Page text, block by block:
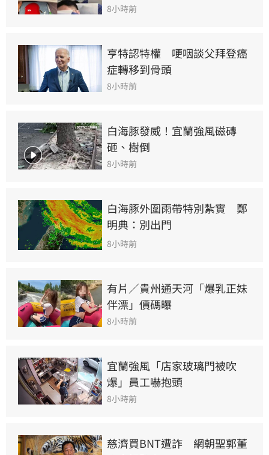
8小時前
亨特認特權　哽咽談父拜登癌
症轉移到骨頭
8小時前
白海豚發威！宜蘭強風磁磚
砸、樹倒
8小時前
白海豚外圍雨帶特別紮實　鄭
明典：別出門
8小時前
有片／貴州通天河「爆乳正妹
伴漂」價碼曝
8小時前
宜蘭強風「店家玻璃門被吹
爆」員工嚇抱頭
8小時前
慈濟買BNT遭詐　網朝聖郭董